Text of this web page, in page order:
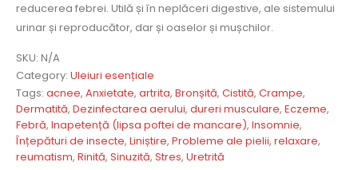
reducerea febrei. Utilă și în neplăceri digestive, ale sistemului
urinar și reproducător, dar și oaselor și mușchilor.
SKU: N/A
Category: Uleiuri esențiale
Tags: acnee, Anxietate, artrita, Bronșită, Cistită, Crampe,
Dermatită, Dezinfectarea aerului, dureri musculare, Eczeme,
Febră, Inapetență (lipsa poftei de mancare), Insomnie,
Înțepături de insecte, Liniștire, Probleme ale pielii, relaxare,
reumatism, Rinită, Sinuzită, Stres, Uretrită